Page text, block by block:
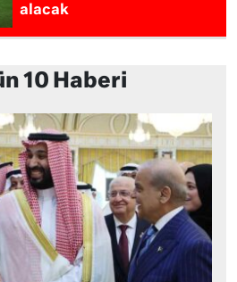
alacak
10 Haberi